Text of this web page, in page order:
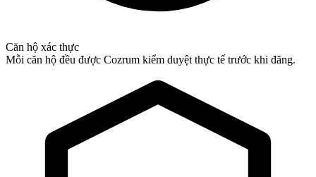
Căn hộ xác thực
Mỗi căn hộ đều được Cozrum kiểm duyệt thực tế trước khi đăng.